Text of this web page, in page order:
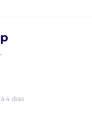
4 dias